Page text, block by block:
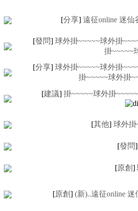
[分享] 遠征online 迷
[發問] 球外掛~~~~~球外掛
掛~~~~~
[分享] 球外掛~~~~~球外掛
掛~~~~~球外掛
[建議] 掛~~~~~球外掛
[其他] 球外掛
[發問]
[原創]
[原創] (新)..遠征online